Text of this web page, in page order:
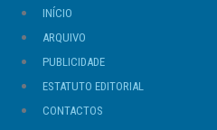
para
conteúdo
INÍCIO
ARQUIVO
PUBLICIDADE
ESTATUTO EDITORIAL
CONTACTOS